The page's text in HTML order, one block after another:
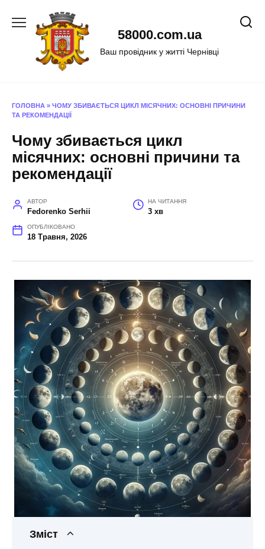
58000.com.ua
Ваш провідник у житті Чернівці
ГОЛОВНА » ЧОМУ ЗБИВАЄТЬСЯ ЦИКЛ МІСЯЧНИХ: ОСНОВНІ ПРИЧИНИ
ТА РЕКОМЕНДАЦІЇ
Чому збивається цикл
місячних: основні причини та
рекомендації
АВТОР
Fedorenko Serhii
НА ЧИТАННЯ
3 хв
ОПУБЛІКОВАНО
18 Травня, 2026
Зміст